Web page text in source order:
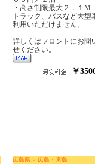
・高さ制限最大２．１M
トラック、バスなど大型
利用いただけません。
詳しくはフロントにお問
せください。
￥
広島県 > 広島・宮島